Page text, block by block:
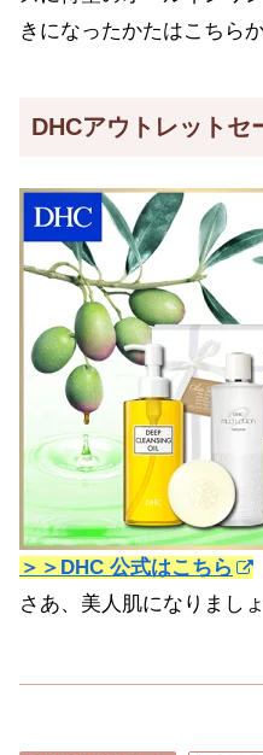
きになったかたはこちら
DHCアウトレットセ
＞＞DHC 公式はこちら
さあ、美人肌になりまし